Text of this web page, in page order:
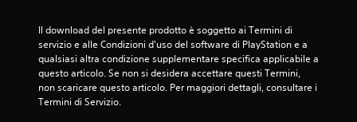
Il download del presente prodotto è soggetto ai Termini di
servizio e alle Condizioni d'uso del software di PlayStation e a
qualsiasi altra condizione supplementare specifica applicabile a
questo articolo. Se non si desidera accettare questi Termini,
non scaricare questo articolo. Per maggiori dettagli, consultare i
Termini di Servizio.